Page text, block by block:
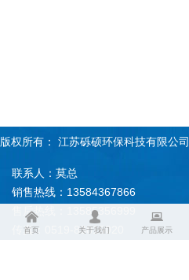
联系人：莫总
销售热线：13584367866
售后热线：13585356999
传真：0519-83815020
版权所有： 江苏砾硕环保科技有限公司
낀
首页
넙
关于我们
뀵
产品展示